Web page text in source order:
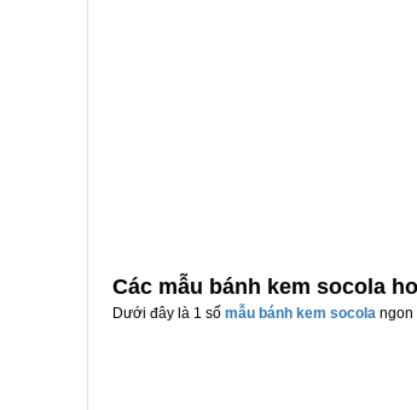
Các mẫu bánh kem socola
Dưới đây là 1 số mẫu bánh kem socola ngon